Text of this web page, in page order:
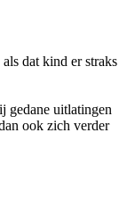
dat kind er straks
gedane uitlatingen
ook zich verder